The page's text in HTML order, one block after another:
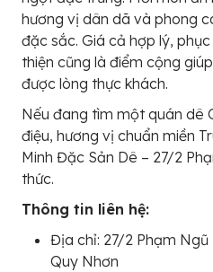
hương vị dân dã và phong
đặc sắc. Giá cả hợp lý,
thiện cũng là điểm cộng
được lòng thực khách.
Nếu đang tìm một quán dê
điệu, hương vị chuẩn miền
Minh Đặc Sản Dê – 27/2
thức.
Thông tin liên hệ:
Địa chỉ: 27/2 Phạm
Quy Nhơn